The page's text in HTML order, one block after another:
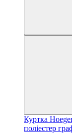
Куртка
поліестер